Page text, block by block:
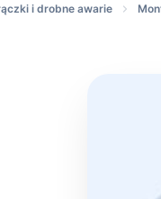
i drobne awarie